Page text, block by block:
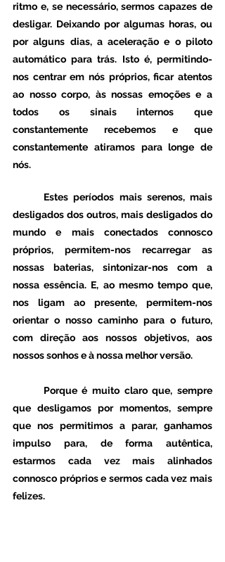
ritmo e, se necessário, sermos capazes de
desligar. Deixando por algumas horas, ou
por alguns dias, a aceleração e o piloto
automático para trás. Isto é, permitindo-
nos centrar em nós próprios, ficar atentos
ao nosso corpo, às nossas emoções e a
todos os sinais internos que
constantemente recebemos e que
constantemente atiramos para longe de
nós.
desligados dos outros, mais desligados do
mundo e mais conectados connosco
próprios, permitem-nos recarregar as
nossas baterias, sintonizar-nos com a
nossa essência. E, ao mesmo tempo que,
nos ligam ao presente, permitem-nos
orientar o nosso caminho para o futuro,
com direção aos nossos objetivos, aos
nossos sonhos e à nossa melhor versão.
que desligamos por momentos, sempre
que nos permitimos a parar, ganhamos
impulso para, de forma autêntica,
estarmos cada vez mais alinhados
connosco próprios e sermos cada vez mais
felizes.